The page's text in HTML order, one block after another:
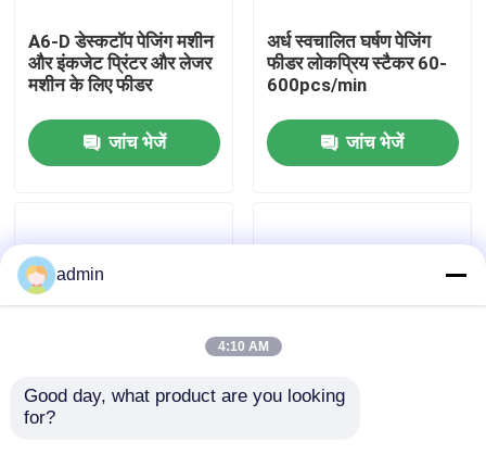
हमारे बारे में
कारखाने का दौरा
गुणवत्ता नियंत्रण
समाचार
A6-D डेस्कटॉप पेजिंग मशीन
और इंकजेट प्रिंटर और लेजर
मशीन के लिए फीडर
जांच भेजें
अर्ध स्वचालित घर्षण पेजिंग
फीडर लोकप्रिय स्टैकर 60-
600pcs/min
जांच भेजें
रिवर्स व्हील प्रकार वैरिएबल
admin
4:10 AM
Good day, what product are you looking
for?